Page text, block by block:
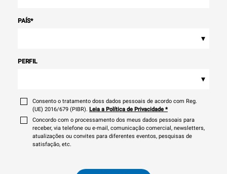
PAÍS*
▾
PERFIL
▾
Consento o tratamento doss dados pessoais de acordo com Reg.
(UE) 2016/679 (PIBR). Leia a Política de Privacidade *
Concordo com o processamento dos meus dados pessoais para
receber, via telefone ou e-mail, comunicação comercial, newsletters,
atualizações ou convites para diferentes eventos, pesquisas de
satisfação, etc.